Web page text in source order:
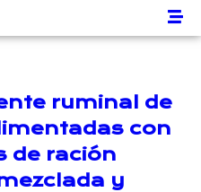
ruminal de
con
de ración
y